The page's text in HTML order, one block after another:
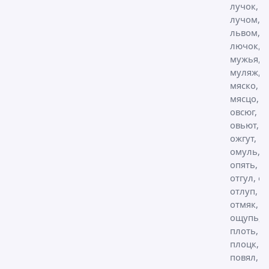
лучок,
лучом,
львом,
лючок,
мужья,
муляж,
мяско,
мясцо,
овсюг,
овьют,
ожгут,
омуль,
опять,
отгул,
отлуп,
отмяк,
ощупь,
плоть,
плоцк,
повял,